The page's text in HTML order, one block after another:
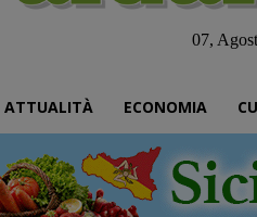
07,
ATTUALITÀ ECONOMIA